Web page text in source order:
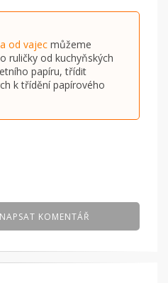
od vajec můžeme
ruličky od kuchyňských
papíru, třídit
k třídění papírového
NAPSAT KOMENTÁŘ